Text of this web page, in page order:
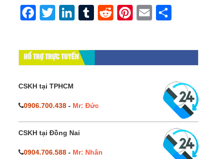
Facebook
Twitter
LinkedIn
Tumblr
RedditPinterest
Email
HỔ TRỢ TRỰC TUYẾN
CSKH tại TPHCM
0906.700.438 - Mr: Đức
CSKH tại Đồng Nai
0904.706.588 - Mr: Nhân